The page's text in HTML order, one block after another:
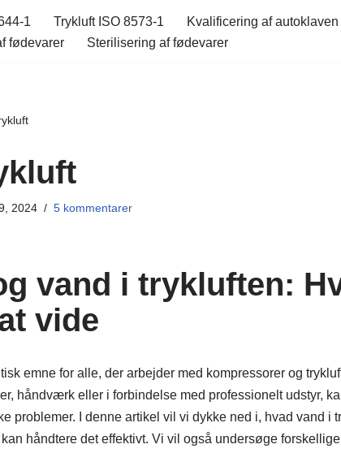
1 Trykluft ISO 8573-1 Kvalificering af autoklaven
fødevarer
Sterilisering af fødevarer
2024 5 kommentarer
vand i trykluften:
vide
emne for alle, der arbejder med kompressorer og
håndværk eller i forbindelse med professionelt udstyr,
problemer. I denne artikel vil vi dykke ned i, hvad vand i
håndtere det effektivt. Vi vil også undersøge